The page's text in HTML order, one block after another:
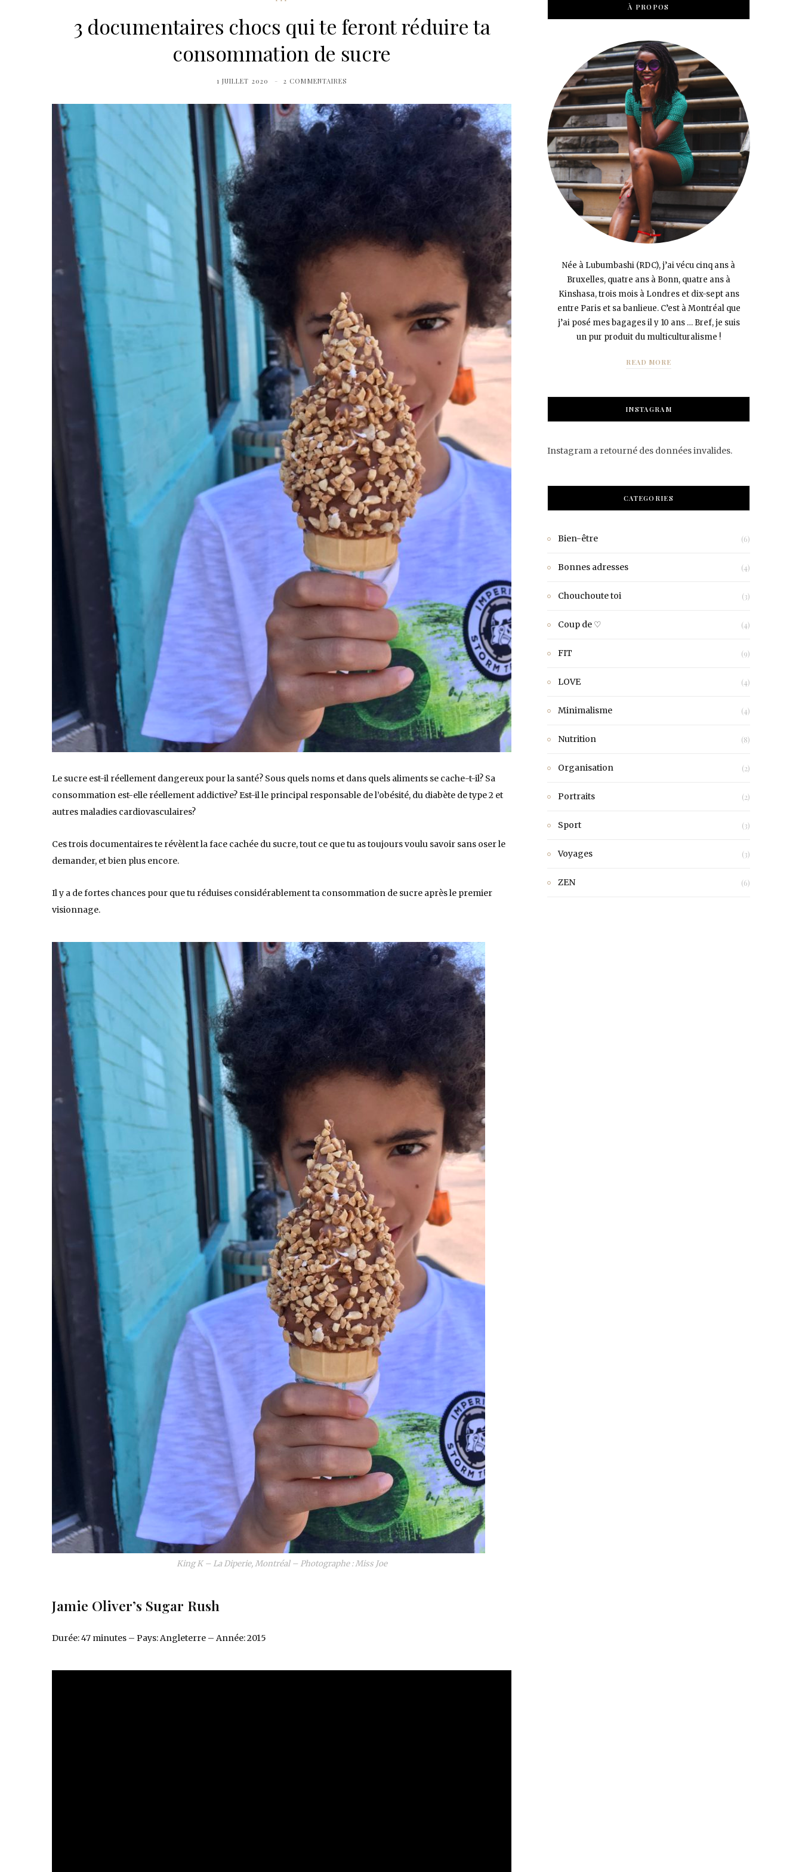
3 documentaires chocs qui te feront réduire ta
consommation de sucre
1 JUILLET 2020 2 COMMENTAIRES
Le sucre est-il réellement dangereux pour la santé? Sous quels noms et dans quels aliments se cache-t-il? Sa
consommation est-elle réellement addictive? Est-il le principal responsable de l’obésité, du diabète de type 2 et
autres maladies cardiovasculaires?
Ces trois documentaires te révèlent la face cachée du sucre, tout ce que tu as toujours voulu savoir sans oser le
demander, et bien plus encore.
Il y a de fortes chances pour que tu réduises considérablement ta consommation de sucre après le premier
visionnage.
King K – La Diperie, Montréal – Photographe : Miss Joe
Jamie Oliver’s Sugar Rush
Durée: 47 minutes – Pays: Angleterre – Année: 2015
À PROPOS
Née à Lubumbashi (RDC), j’ai vécu cinq ans à
Bruxelles, quatre ans à Bonn, quatre ans à
Kinshasa, trois mois à Londres et dix-sept ans
entre Paris et sa banlieue. C’est à Montréal que
j’ai posé mes bagages il y 10 ans … Bref, je suis
un pur produit du multiculturalisme !
READ MORE
INSTAGRAM
Instagram a retourné des données invalides.
CATEGORIES
Bien-être (6)
Bonnes adresses (4)
Chouchoute toi (3)
Coup de ♡ (4)
FIT (9)
LOVE (4)
Minimalisme (4)
Nutrition (8)
Organisation (2)
Portraits (2)
Sport (3)
Voyages (3)
ZEN (6)